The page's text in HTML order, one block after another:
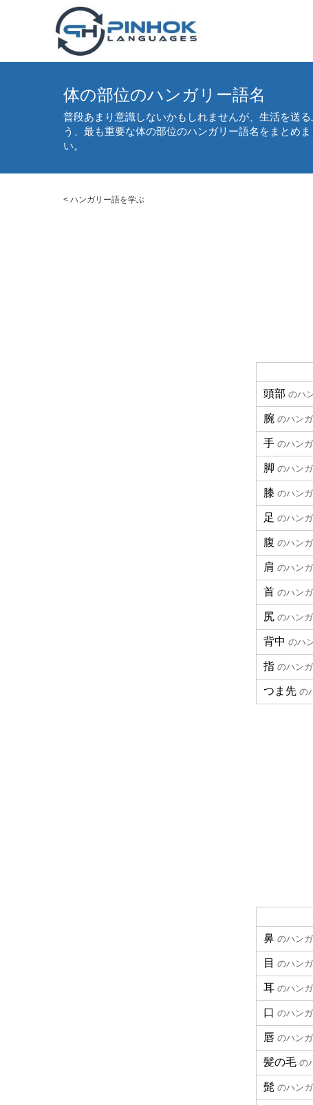
体の部位のハンガリー語名
普段あまり意識しないかもしれませんが、生活を送
う、最も重要な体の部位のハンガリー語名をまとめ
い。
< ハンガリー語を学ぶ
頭部 のハ
腕 のハン
手 のハン
脚 のハン
膝 のハン
足 のハン
腹 のハン
肩 のハン
首 のハン
尻 のハン
背中 のハ
指 のハン
つま先 の
鼻 のハン
目 のハン
耳 のハン
口 のハン
唇 のハン
髪の毛 の
髭 のハン